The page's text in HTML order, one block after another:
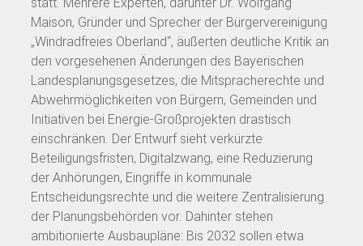
Maison, Gründer und Sprecher der Bürgervereinigung
„Windradfreies Oberland“, äußerten deutliche Kritik an
den vorgesehenen Änderungen des Bayerischen
Landesplanungsgesetzes, die Mitspracherechte und
Abwehrmöglichkeiten von Bürgern, Gemeinden und
Initiativen bei Energie-Großprojekten drastisch
einschränken. Der Entwurf sieht verkürzte
Beteiligungsfristen, Digitalzwang, eine Reduzierung
der Anhörungen, Eingriffe in kommunale
Entscheidungsrechte und die weitere Zentralisierung
der Planungsbehörden vor. Dahinter stehen
ambitionierte Ausbaupläne: Bis 2032 sollen etwa